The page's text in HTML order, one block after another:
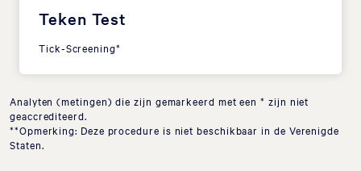
Teken Test
Tick-Screening*
Analyten (metingen) die zijn gemarkeerd met een * zijn niet
geaccrediteerd.
**Opmerking: Deze procedure is niet beschikbaar in de Verenigde
Staten.